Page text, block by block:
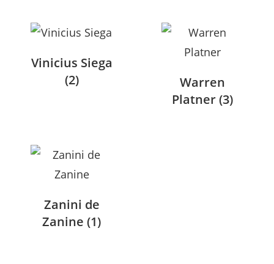
Vinicius Siega
(2)
Warren
Platner(3)
Zanini de
Zanine (1)